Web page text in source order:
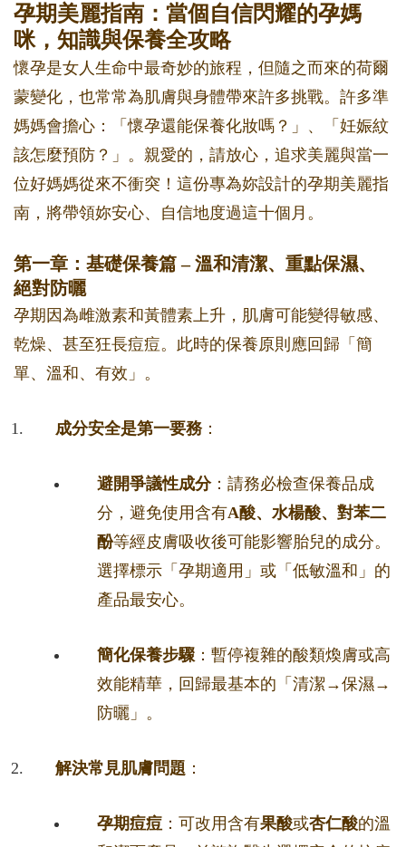
孕期美麗指南：當個自信閃耀的孕媽
咪，知識與保養全攻略
懷孕是女人生命中最奇妙的旅程，但隨之而來的荷爾
蒙變化，也常常為肌膚與身體帶來許多挑戰。許多準
媽媽會擔心：「懷孕還能保養化妝嗎？」、「妊娠紋
該怎麼預防？」。親愛的，請放心，追求美麗與當一
位好媽媽從來不衝突！這份專為妳設計的孕期美麗指
南，將帶領妳安心、自信地度過這十個月。
第一章：基礎保養篇 – 溫和清潔、重點保濕、
絕對防曬
孕期因為雌激素和黃體素上升，肌膚可能變得敏感、
乾燥、甚至狂長痘痘。此時的保養原則應回歸「簡
單、溫和、有效」。
成分安全是第一要務：
避開爭議性成分：請務必檢查保養品成
分，避免使用含有A酸、水楊酸、對苯二
酚等經皮膚吸收後可能影響胎兒的成分。
選擇標示「孕期適用」或「低敏溫和」的
產品最安心。
簡化保養步驟 ：暫停複雜的酸類煥膚或高
效能精華，回歸最基本的「清潔→保濕→
防曬」。
解決常見肌膚問題 ：
孕期痘痘 ：可改用含有果酸或杏仁酸的溫